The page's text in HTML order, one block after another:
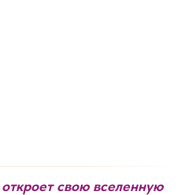
свою вселенную